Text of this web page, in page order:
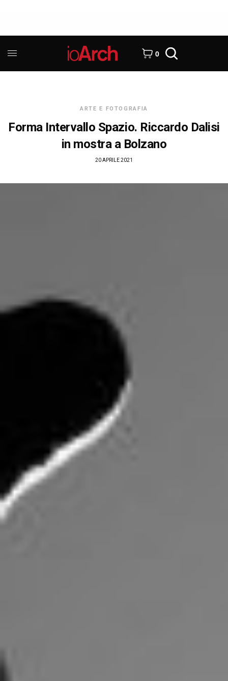
0
ARTE E FOTOGRAFIA
Forma Intervallo Spazio. Riccardo Dalisi
in mostra a Bolzano
20 APRILE 2021